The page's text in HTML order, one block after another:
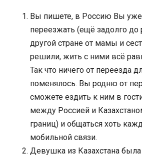
Вы пишете, в Россию Вы уже
переезжать (ещё задолго до
другой стране от мамы и
решили, жить с ними всё
Так что ничего от переезда
поменялось. Вы родню от
сможете ездить к ним в
между Россией и
границ) и общаться хоть
мобильной связи.
Девушка из Казахстана